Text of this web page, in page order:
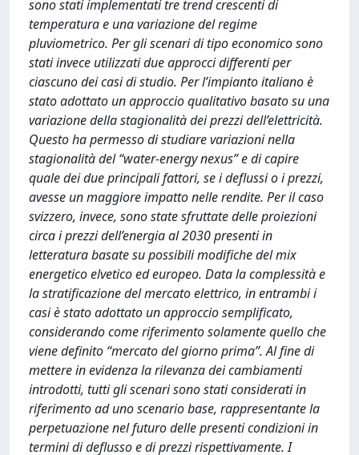
sono stati implementati tre trend crescenti di
temperatura e una variazione del regime
pluviometrico. Per gli scenari di tipo economico sono
stati invece utilizzati due approcci differenti per
ciascuno dei casi di studio. Per l’impianto italiano è
stato adottato un approccio qualitativo basato su una
variazione della stagionalità dei prezzi dell’elettricità.
Questo ha permesso di studiare variazioni nella
stagionalità del “water-energy nexus” e di capire
quale dei due principali fattori, se i deflussi o i prezzi,
avesse un maggiore impatto nelle rendite. Per il caso
svizzero, invece, sono state sfruttate delle proiezioni
circa i prezzi dell’energia al 2030 presenti in
letteratura basate su possibili modifiche del mix
energetico elvetico ed europeo. Data la complessità e
la stratificazione del mercato elettrico, in entrambi i
casi è stato adottato un approccio semplificato,
considerando come riferimento solamente quello che
viene definito “mercato del giorno prima”. Al fine di
mettere in evidenza la rilevanza dei cambiamenti
introdotti, tutti gli scenari sono stati considerati in
riferimento ad uno scenario base, rappresentante la
perpetuazione nel futuro delle presenti condizioni in
termini di deflusso e di prezzi rispettivamente. I